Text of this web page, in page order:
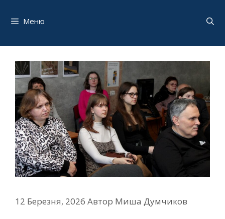
Меню
12 Березня, 2026 Автор Миша Думчиков